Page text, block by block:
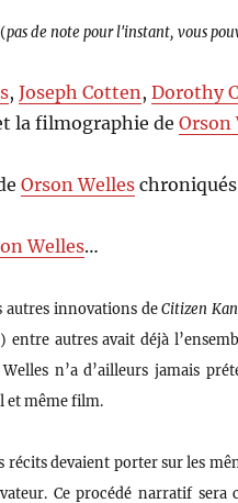
(pas de note pour l'instant, vous
,Joseph Cotten ,Dorothy
la filmographie deOrson
Orson Welles
Welles…
autres innovations deCitizen
entre autres avait déjà
n’a d’ailleurs jamais
et même film.
récits devaient porter sur les
Ce procédé narratif sera